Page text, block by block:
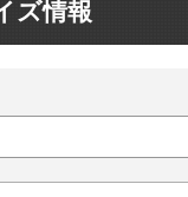
ズ情報